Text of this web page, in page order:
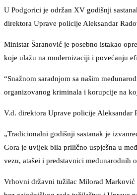
U Podgorici je održan XV godišnji
direktora Uprave policije Aleksandar
Ministar Šaranović je posebno istakao
koje ulažu na modernizaciji i povećanju
“Snažnom saradnjom sa našim
organizovanog kriminala i korupcije na
V.d. direktora Uprave policije Aleksandar
„Tradicionalni godišnji sastanak je
Gora je uvijek bila prilično uspješna u
vezu, atašei i predstavnici međunarodnih
Vrhovni državni tužilac Milorad Marković